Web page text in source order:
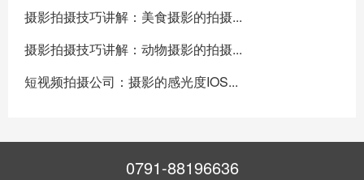
摄影拍摄技巧讲解：美食摄影的拍摄...
摄影拍摄技巧讲解：动物摄影的拍摄...
短视频拍摄公司：摄影的感光度IOS...
0791-88196636